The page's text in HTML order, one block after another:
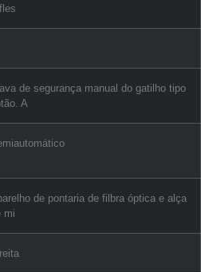
de segurança manual do gatilho tipo
A
de pontaria de filbra óptica e alça
mi